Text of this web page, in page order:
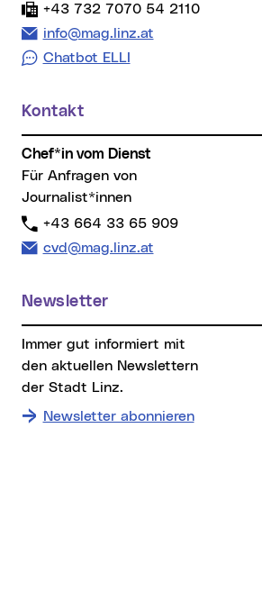
Fax:
+43 732 7070 54 2110
E-Mail Adresse:
info@mag.linz.at
Chatbot ELLI
Kontakt
Chef*in vom Dienst
Für Anfragen von
Journalist*innen
Telefon:
+43 664 33 65 909
E-Mail Adresse:
cvd@mag.linz.at
Newsletter
den aktuellen Newslettern
der Stadt Linz.
Newsletter abonnieren